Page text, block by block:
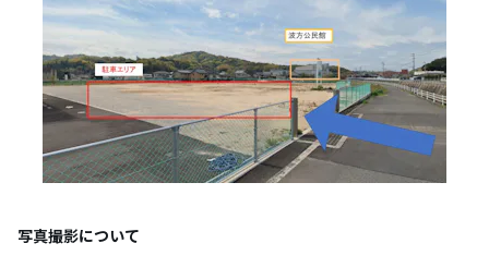
写真撮影について